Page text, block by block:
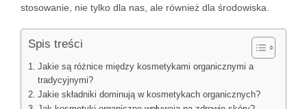
stosowanie, nie tylko dla nas, ale również dla środowiska.
Spis treści
Jakie są różnice między kosmetykami organicznymi a
tradycyjnymi?
Jakie składniki dominują w kosmetykach organicznych?